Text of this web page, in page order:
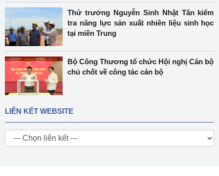
Thứ trưởng Nguyễn Sinh Nhật Tân kiểm
tra năng lực sản xuất nhiên liệu sinh học
tại miền Trung
Bộ Công Thương tổ chức Hội nghị Cán bộ
chủ chốt về công tác cán bộ
LIÊN KẾT WEBSITE